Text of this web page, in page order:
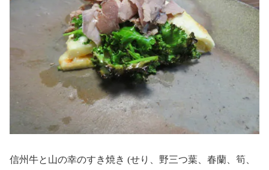
信州牛と山の幸のすき焼き (せり、野三つ葉、春蘭、筍、